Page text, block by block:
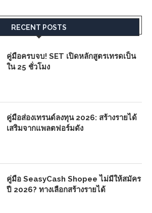
RECENT POSTS
คู่มือครบจบ! SET เปิดหลักสูตรเทรดเป็น
ใน 25 ชั่วโมง
คู่มือส่องเทรนด์ลงทุน 2026: สร้างรายได้
เสริมจากแพลตฟอร์มดัง
คู่มือ SeasyCash Shopee ไม่มีให้สมัคร
ปี 2026? ทางเลือกสร้างรายได้